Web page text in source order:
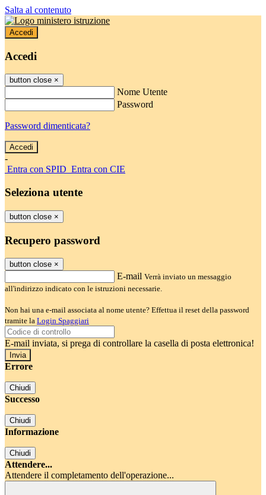
Salta al contenuto
Accedi
Accedi
button close ×
Nome Utente
Password
Password dimenticata?
-
Entra con SPID Entra con CIE
Seleziona utente
button close ×
Recupero password
button close ×
E-mail Verrà inviato un messaggio
all'indirizzo indicato con le istruzioni necessarie.
Non hai una e-mail associata al nome utente? Effettua il reset della password
tramite la Login Spaggiari
E-mail inviata, si prega di controllare la casella di posta elettronica!
Errore
Chiudi
Successo
Chiudi
Informazione
Chiudi
Attendere...
Attendere il completamento dell'operazione...